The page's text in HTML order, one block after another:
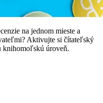
na jednom mieste a
Aktivujte si čítateľský
knihomoľskú úroveň.